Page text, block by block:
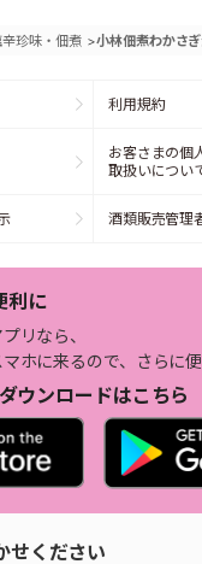
辛珍味・佃煮 >小林佃煮わかさ
利用規約
お客さまの個
取扱いについ
酒類販売管理
利に
リなら、
ホに来るので、さらに便
ダウンロードはこちら
せください